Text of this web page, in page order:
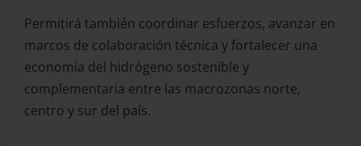
Permitirá también coordinar esfuerzos, avanzar en
marcos de colaboración técnica y fortalecer una
economía del hidrógeno sostenible y
complementaria entre las macrozonas norte,
centro y sur del país.